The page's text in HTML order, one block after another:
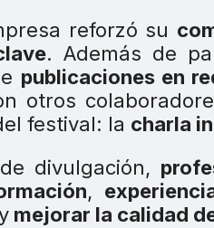
reforzó su
. Además de
publicaciones en
otros
festival: la charla
divulgación,
,
mejorar la calidad